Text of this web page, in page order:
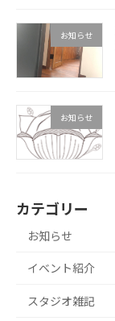
お知らせ
お知らせ
カテゴリー
お知らせ
イベント紹介
スタジオ雑記